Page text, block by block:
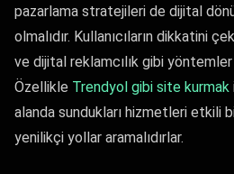
pazarlama stratejileri de dijital
olmalıdır. Kullanıcıların dikkatini
ve dijital reklamcılık gibi yöntemler
Özellikle Trendyol gibi site kurmak
alanda sundukları hizmetleri etkili
yenilikçi yollar aramalıdırlar.